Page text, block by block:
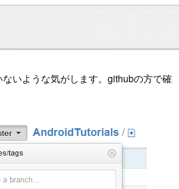
いような気がします。githubの方で確